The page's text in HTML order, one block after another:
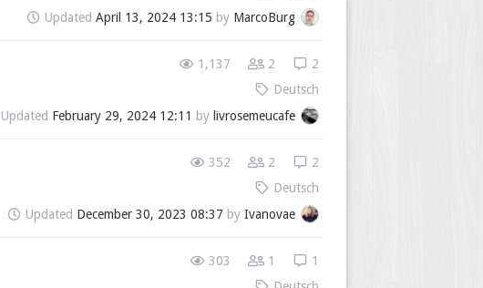
Updated April 13, 2024 13:15 by MarcoBurg
1,137 2
2
Deutsch
Updated February 29, 2024 12:11 by livrosemeucafe
352 2
2
Deutsch
Updated December 30, 2023 08:37 by Ivanovae
303 1
1